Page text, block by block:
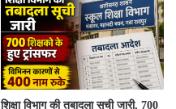
शिक्षा विभाग की तबादला सूची जारी, 700